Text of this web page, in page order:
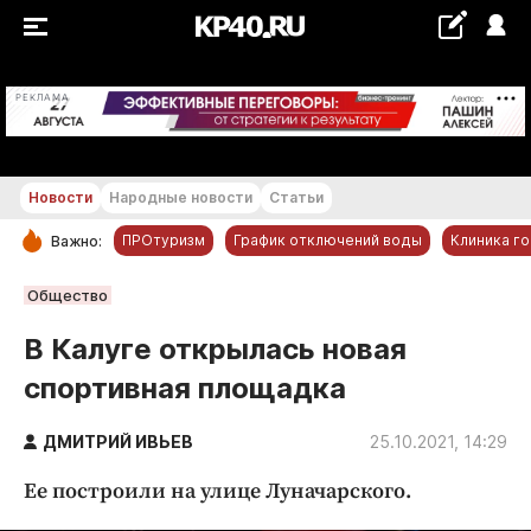
РЕКЛАМА +18...+19 °С
РУБРИКИ
Новости компаний
Статьи
Народные новости
Благоустройство
Новости Народные новости Статьи
Важно: ПРОтуризм График отключений воды Клиника
Общество
В Калуге открылась новая
спортивная площадка
ДМИТРИЙ ИВЬЕВ 25.10.2021, 14:29
Ее построили на улице Луначарского.